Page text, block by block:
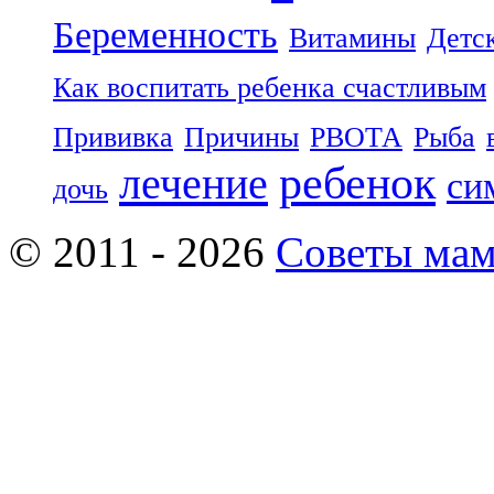
Беременность Витамины
Как воспитать ребенка счастливым
Прививка Причины РВОТА Рыба
дочь лечение ребенок
© 2011 - 2026 Советы